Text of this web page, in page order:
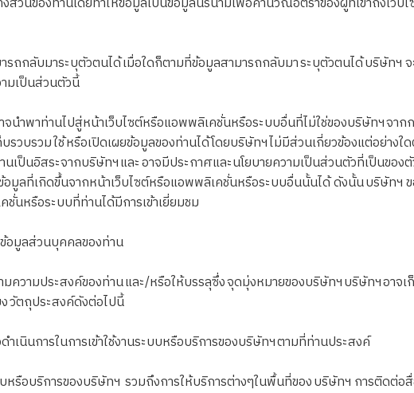
กลับมาระบุตัวตนได้ เมื่อใดก็ตามที่ข้อมูลสามารถกลับมา ระบุตัวตนได้ บริษัทฯ
มเป็นส่วนตัวนี้
พาท่านไปสู่หน้าเว็บไซต์หรือแอพพลิเคชั่นหรือระบบอื่นที่ไม่ใช่ของบริษัทฯ จากก
วบรวม ใช้ หรือเปิดเผยข้อมูลของท่านได้ โดยบริษัทฯ ไม่มีส่วนเกี่ยวข้องแต่อย่างใ
เป็นอิสระจากบริษัทฯ และ อาจมีประกาศและนโยบายความเป็นส่วนตัวที่เป็นของตั
อมูลที่เกิดขึ้นจากหน้าเว็บไซต์หรือแอพพลิเคชั่นหรือระบบอื่นนั้นได้ ดังนั้น บริษัทฯ
นหรือระบบที่ท่านได้มีการเข้าเยี่ยมชม
อมูลส่วนบุคคลของท่าน
ามประสงค์ของท่าน และ/หรือให้บรรลุซึ่ง จุดมุ่งหมายของบริษัทฯ บริษัทฯ อาจเก็
วัตถุประสงค์ดังต่อไปนี้
นการในการเข้าใช้งานระบบหรือบริการของบริษัทฯ ตามที่ท่านประสงค์
อบริการของบริษัทฯ รวมถึงการให้บริการต่างๆในพื้นที่ของ บริษัทฯ การติดต่อ